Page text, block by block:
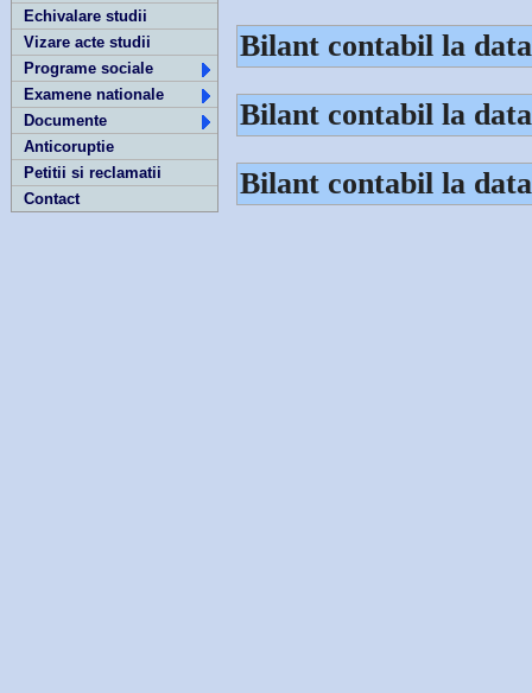
Echivalare studii
Vizare acte studii
Programe sociale
Examene nationale
Documente
Anticoruptie
Petitii si reclamatii
Contact
Bilant contabil la
Bilant contabil la
Bilant contabil la